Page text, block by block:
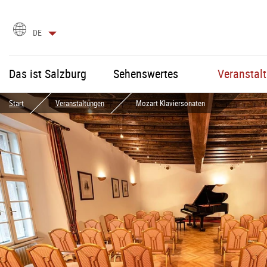
Sprachauswahl
DE
Das ist Salzburg Sehenswertes
Start Veranstaltungen Mozart Klaviersonaten